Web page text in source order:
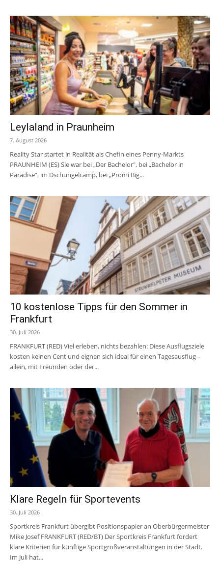
Leylaland in Praunheim
7. August 2026
Reality Star startet in Realität als Chefin eines Penny-Markts
PRAUNHEIM (ES) Sie war bei „Der Bachelor", bei „Bachelor in
Paradise“, im Dschungelcamp, bei „Promi Big...
10 kostenlose Tipps für den Sommer in
Frankfurt
30. Juli 2026
FRANKFURT (RED) Viel erleben, nichts bezahlen: Diese Ausflugsziele
kosten keinen Cent und eignen sich ideal für einen Tagesausflug –
allein, mit Freunden oder der...
Klare Regeln für Sportevents
30. Juli 2026
Sportkreis Frankfurt übergibt Positionspapier an Oberbürgermeister
Mike Josef FRANKFURT (RED/BT) Der Sportkreis Frankfurt fordert
klare Kriterien für künftige Sportgroßveranstaltungen in der Stadt.
Im Juli hat...